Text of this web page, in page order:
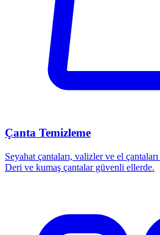
Çanta Temizleme
Seyahat çantaları, valizler ve el
Deri ve kumaş çantalar güvenli ellerde.